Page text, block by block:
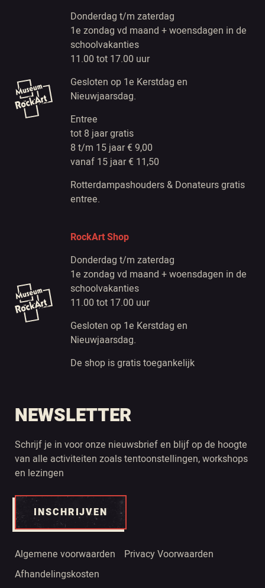
Donderdag t/m zaterdag
1e zondag vd maand + woensdagen in de
schoolvakanties
11.00 tot 17.00 uur
Gesloten op 1e Kerstdag en
Nieuwjaarsdag.
Entree
tot 8 jaar gratis
8 t/m 15 jaar € 9,00
vanaf 15 jaar € 11,50
Rotterdampashouders & Donateurs gratis
entree.
RockArt Shop
Donderdag t/m zaterdag
1e zondag vd maand + woensdagen in de
schoolvakanties
11.00 tot 17.00 uur
Gesloten op 1e Kerstdag en
Nieuwjaarsdag.
De shop is gratis toegankelijk
NEWSLETTER
Schrijf je in voor onze nieuwsbrief en blijf op de hoogte
van alle activiteiten zoals tentoonstellingen, workshops
en lezingen
INSCHRIJVEN
Algemene voorwaarden
Privacy Voorwaarden
Afhandelingskosten